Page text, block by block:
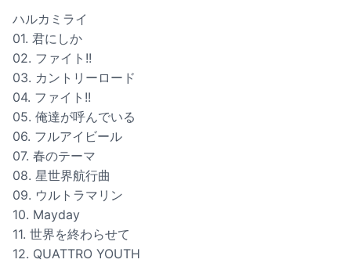
ハルカミライ
01. 君にしか
02. ファイト!!
03. カントリーロード
04. ファイト!!
05. 俺達が呼んでいる
06. フルアイビール
07. 春のテーマ
08. 星世界航行曲
09. ウルトラマリン
10. Mayday
11. 世界を終わらせて
12. QUATTRO YOUTH